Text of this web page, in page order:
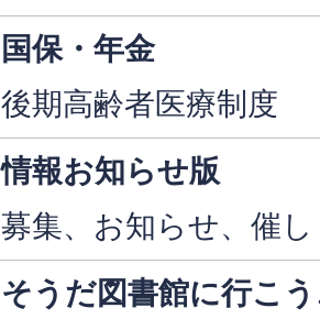
国保・年金
後期高齢者医療制度
情報お知らせ版
募集、お知らせ、催し
そうだ図書館に行こう